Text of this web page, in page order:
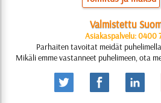
Valmistettu
Asiakaspalvelu: 0400
Parhaiten tavoitat meidät
Mikäli emme vastanneet puhelimeen, ota